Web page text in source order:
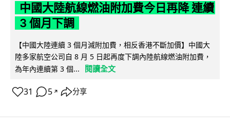
中國大陸航線燃油附加費今日再降 連續
3 個月下調
【中國大陸連續 3 個月減附加費，相反香港不斷加價】中國大
陸多家航空公司自 8 月 5 日起再度下調內陸航線燃油附加費，
為年內連續第 3 個...
閱讀全文
31 5 ↗ 分享